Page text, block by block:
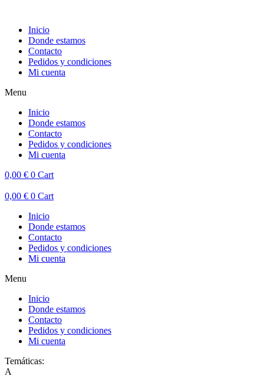
Inicio
Donde estamos
Contacto
Pedidos y condiciones
Mi cuenta
Menu
Inicio
Donde estamos
Contacto
Pedidos y condiciones
Mi cuenta
0,00 € 0 Cart
0,00 € 0 Cart
Inicio
Donde estamos
Contacto
Pedidos y condiciones
Mi cuenta
Menu
Inicio
Donde estamos
Contacto
Pedidos y condiciones
Mi cuenta
Temáticas:
A